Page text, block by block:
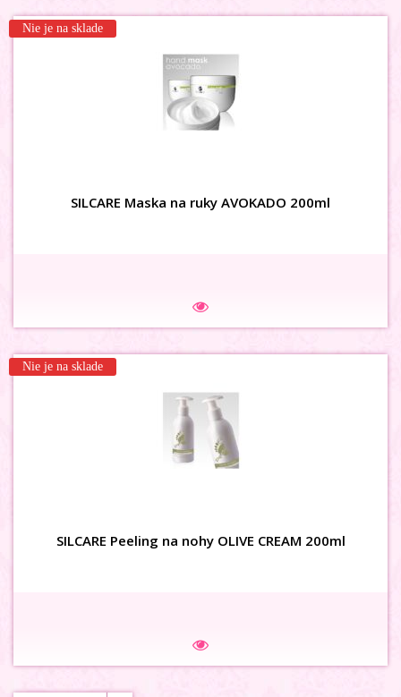
Nie je na sklade
SILCARE Maska na ruky AVOKADO 200ml
Nie je na sklade
SILCARE Peeling na nohy OLIVE CREAM 200ml
3D karusel flower s kamienkom
Na sklade